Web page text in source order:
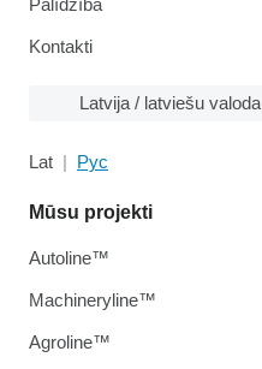
Palīdzība
Kontakti
Latvija / latviešu valoda
Lat Рус
Mūsu projekti
Autoline™
Machineryline™
Agroline™